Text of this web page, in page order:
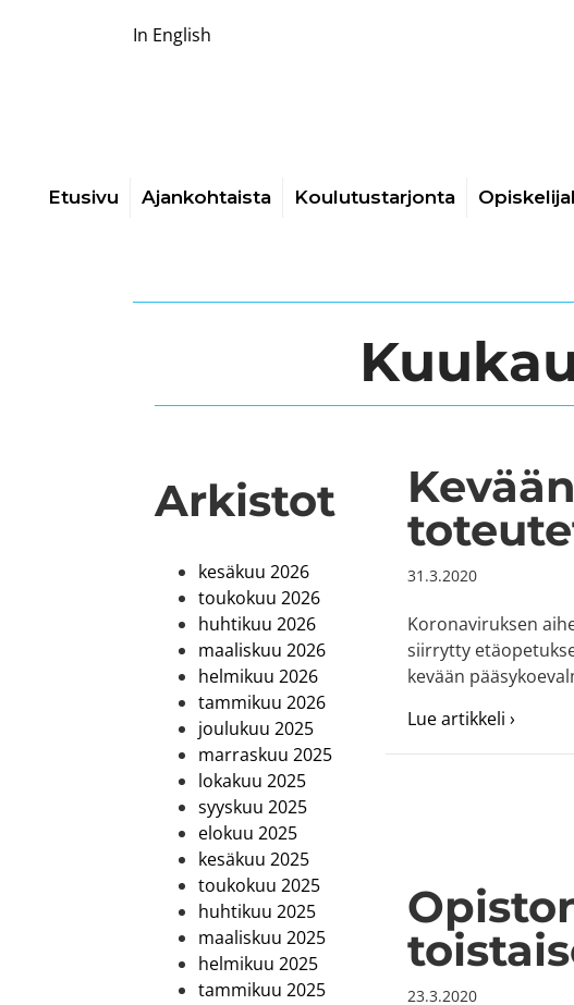
In English
Etusivu Ajankohtaista Koulutustarjonta
Arkistot
kesäkuu 2026
toukokuu 2026
huhtikuu 2026
maaliskuu 2026
helmikuu 2026
tammikuu 2026
joulukuu 2025
marraskuu 2025
lokakuu 2025
syyskuu 2025
elokuu 2025
kesäkuu 2025
toukokuu 2025
huhtikuu 2025
maaliskuu 2025
helmikuu 2025
tammikuu 2025
31.3.2020
Koronaviruksen
siirrytty
kevään
Lue artikkeli ›
23.3.2020